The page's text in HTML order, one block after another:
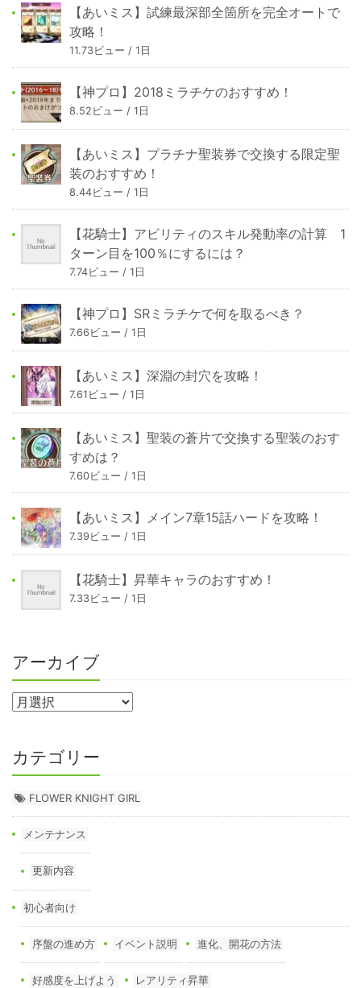
【あいミス】試練最深部全箇所を完全オートで
攻略！
11.73ビュー / 1日
【神プロ】2018ミラチケのおすすめ！
8.52ビュー / 1日
【あいミス】プラチナ聖装券で交換する限定聖
装のおすすめ！
8.44ビュー / 1日
【花騎士】アビリティのスキル発動率の計算 1
ターン目を100％にするには？
7.74ビュー / 1日
【神プロ】SRミラチケで何を取るべき？
7.66ビュー / 1日
【あいミス】深淵の封穴を攻略！
7.61ビュー / 1日
【あいミス】聖装の蒼片で交換する聖装のおす
すめは？
7.60ビュー / 1日
【あいミス】メイン7章15話ハードを攻略！
7.39ビュー / 1日
【花騎士】昇華キャラのおすすめ！
7.33ビュー / 1日
アーカイブ
カテゴリー
FLOWER KNIGHT GIRL
メンテナンス
更新内容
初心者向け
序盤の進め方 イベント説明 進化、開花の方法
好感度を上げよう レアリティ昇華